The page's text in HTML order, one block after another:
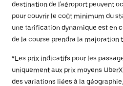
destination de l'aéroport peuvent
pour couvrir le coût minimum du
une tarification dynamique est en
de la course prendra la majoration
*Les prix indicatifs pour les
uniquement aux prix moyens
des variations liées à la